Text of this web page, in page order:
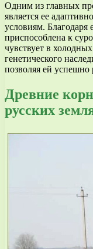
Одним из главных
является ее
условиям. Благодаря
приспособлена к
чувствует в
генетического
позволяя ей успешно
Древние
русских